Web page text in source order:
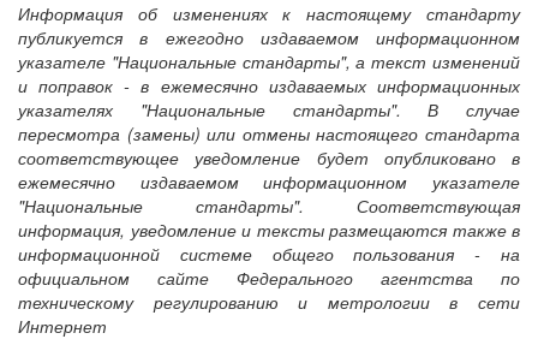
Информация об изменениях к настоящему стандарту
публикуется в ежегодно издаваемом информационном
указателе "Национальные стандарты", а текст изменений
и поправок - в ежемесячно издаваемых информационных
указателях "Национальные стандарты". В случае
пересмотра (замены) или отмены настоящего стандарта
соответствующее уведомление будет опубликовано в
ежемесячно издаваемом информационном указателе
"Национальные стандарты". Соответствующая
информация, уведомление и тексты размещаются также в
информационной системе общего пользования - на
официальном сайте Федерального агентства по
техническому регулированию и метрологии в сети
Интернет